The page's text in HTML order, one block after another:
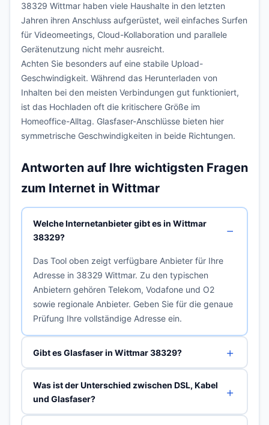
38329 Wittmar haben viele Haushalte in den letzten
Jahren ihren Anschluss aufgerüstet, weil einfaches Surfen
für Videomeetings, Cloud-Kollaboration und parallele
Gerätenutzung nicht mehr ausreicht.
Achten Sie besonders auf eine stabile Upload-
Geschwindigkeit. Während das Herunterladen von
Inhalten bei den meisten Verbindungen gut funktioniert,
ist das Hochladen oft die kritischere Größe im
Homeoffice-Alltag. Glasfaser-Anschlüsse bieten hier
symmetrische Geschwindigkeiten in beide Richtungen.
Antworten auf Ihre wichtigsten Fragen
zum Internet in Wittmar
Welche Internetanbieter gibt es in Wittmar
38329?
Das Tool oben zeigt verfügbare Anbieter für Ihre
Adresse in 38329 Wittmar. Zu den typischen
Anbietern gehören Telekom, Vodafone und O2
sowie regionale Anbieter. Geben Sie für die genaue
Prüfung Ihre vollständige Adresse ein.
Gibt es Glasfaser in Wittmar 38329?
Was ist der Unterschied zwischen DSL, Kabel
und Glasfaser?